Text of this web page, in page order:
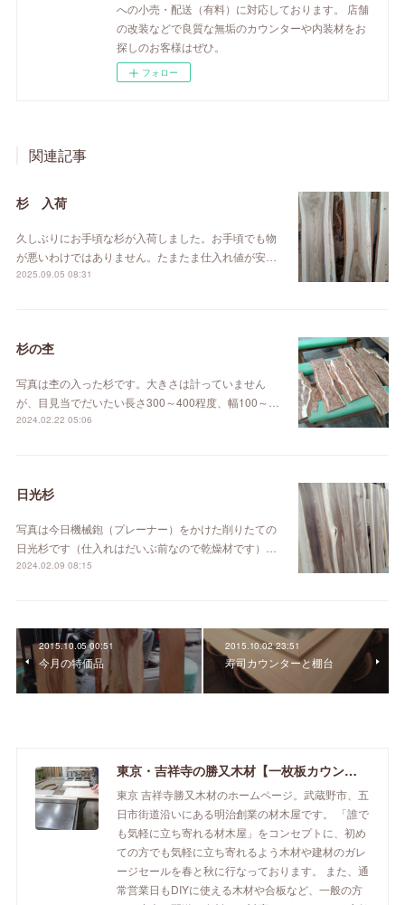
への小売・配送（有料）に対応しております。 店舗
の改装などで良質な無垢のカウンターや内装材をお
探しのお客様はぜひ。
フォロー
関連記事
杉 入荷
久しぶりにお手頃な杉が入荷しました。お手頃でも物
が悪いわけではありません。たまたま仕入れ値が安…
2025.09.05 08:31
杉の杢
写真は杢の入った杉です。大きさは計っていません
が、目見当でだいたい長さ300～400程度、幅100～…
2024.02.22 05:06
日光杉
写真は今日機械鉋（プレーナー）をかけた削りたての
日光杉です（仕入れはだいぶ前なので乾燥材です）…
2024.02.09 08:15
2015.10.05 00:51
今月の特価品
2015.10.02 23:51
寿司カウンターと棚台
東京・吉祥寺の勝又木材【一枚板カウンター】
東京 吉祥寺勝又木材のホームページ。武蔵野市、五
日市街道沿いにある明治創業の材木屋です。 「誰で
も気軽に立ち寄れる材木屋」をコンセプトに、初め
ての方でも気軽に立ち寄れるよう木材や建材のガレ
ージセールを春と秋に行なっております。 また、通
常営業日もDIYに使える木材や合板など、一般の方